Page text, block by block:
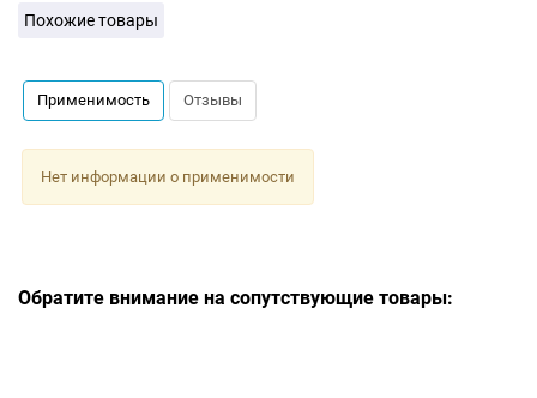
Похожие товары
Применимость Отзывы
Нет информации о применимости
Обратите внимание на сопутствующие товары: